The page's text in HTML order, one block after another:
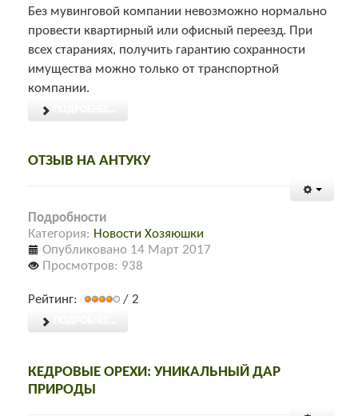
Без мувинговой компании невозможно нормально
провести квартирный или офисный переезд. При
всех стараниях, получить гарантию сохранности
имущества можно только от транспортной
компании.
ОТЗЫВ НА АНТУКУ
Подробности
Категория: Новости Хозяюшки
Опубликовано 14 Март 2017
Просмотров: 938
Рейтинг: / 2
КЕДРОВЫЕ ОРЕХИ: УНИКАЛЬНЫЙ ДАР
ПРИРОДЫ